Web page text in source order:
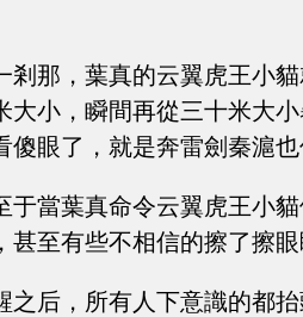
剎那，葉真的云翼虎王小
大小，瞬間再從三十米大
傻眼了，就是奔雷劍秦滬
于當葉真命令云翼虎王小
甚至有些不相信的擦了擦
之后，所有人下意識的都